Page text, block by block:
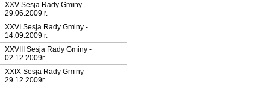
XXV Sesja Rady Gminy -
29.06.2009 r.
XXVI Sesja Rady Gminy -
14.09.2009 r.
XXVIII Sesja Rady Gminy -
02.12.2009r.
XXIX Sesja Rady Gminy -
29.12.2009r.